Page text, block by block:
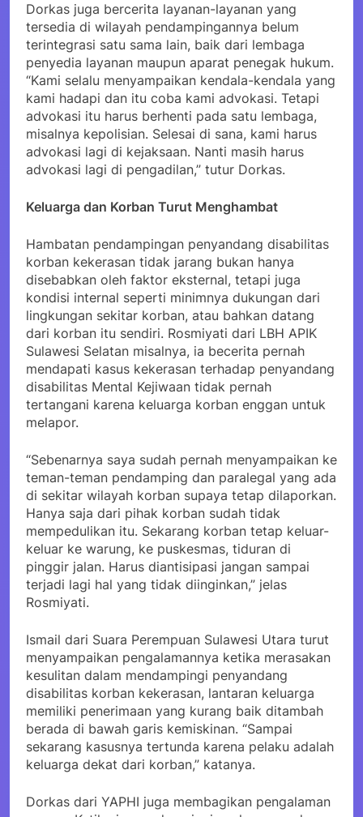
Dorkas juga bercerita layanan-layanan yang
tersedia di wilayah pendampingannya belum
terintegrasi satu sama lain, baik dari lembaga
penyedia layanan maupun aparat penegak hukum.
“Kami selalu menyampaikan kendala-kendala yang
kami hadapi dan itu coba kami advokasi. Tetapi
advokasi itu harus berhenti pada satu lembaga,
misalnya kepolisian. Selesai di sana, kami harus
advokasi lagi di kejaksaan. Nanti masih harus
advokasi lagi di pengadilan,” tutur Dorkas.
Keluarga dan Korban Turut Menghambat
Hambatan pendampingan penyandang disabilitas
korban kekerasan tidak jarang bukan hanya
disebabkan oleh faktor eksternal, tetapi juga
kondisi internal seperti minimnya dukungan dari
lingkungan sekitar korban, atau bahkan datang
dari korban itu sendiri. Rosmiyati dari LBH APIK
Sulawesi Selatan misalnya, ia becerita pernah
mendapati kasus kekerasan terhadap penyandang
disabilitas Mental Kejiwaan tidak pernah
tertangani karena keluarga korban enggan untuk
melapor.
“Sebenarnya saya sudah pernah menyampaikan ke
teman-teman pendamping dan paralegal yang ada
di sekitar wilayah korban supaya tetap dilaporkan.
Hanya saja dari pihak korban sudah tidak
mempedulikan itu. Sekarang korban tetap keluar-
keluar ke warung, ke puskesmas, tiduran di
pinggir jalan. Harus diantisipasi jangan sampai
terjadi lagi hal yang tidak diinginkan,” jelas
Rosmiyati.
Ismail dari Suara Perempuan Sulawesi Utara turut
menyampaikan pengalamannya ketika merasakan
kesulitan dalam mendampingi penyandang
disabilitas korban kekerasan, lantaran keluarga
memiliki penerimaan yang kurang baik ditambah
berada di bawah garis kemiskinan. “Sampai
sekarang kasusnya tertunda karena pelaku adalah
keluarga dekat dari korban,” katanya.
Dorkas dari YAPHI juga membagikan pengalaman